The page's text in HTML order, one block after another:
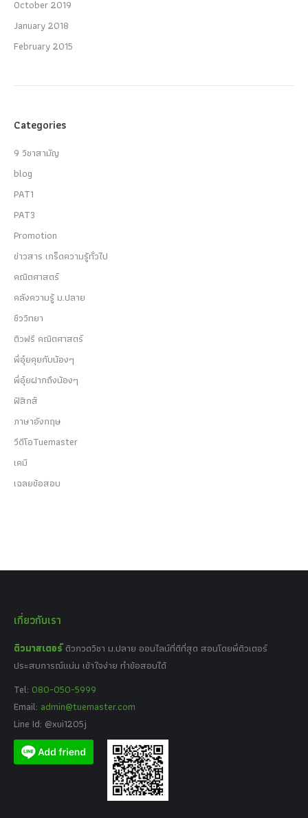
October 2019
January 2018
February 2015
Categories
9 วิชาสามัญ
blog
PAT1
PAT3
Promotion
ข่าวสาร เกร็ดความรู้ทั่วไป
คณิตศาสตร์
คลังความรู้ ม.ปลาย
ชีววิทยา
ติวฟรี คณิตศาสตร์
พี่อุ๋ยคุยกับน้องๆ
พี่อุ๋ยฝากถึงน้องๆ
ฟิสิกส์
ภาษาอังกฤษ
วีดีโอTuemaster
เคมี
เฉลยข้อสอบ
เกี่ยวกับเรา
ติวมาสเตอร์ ติวกวดวิชา ม.ปลาย ออนไลน์ที่ดีที่สุด สอนโดยพี่ติวเตอร์
ประสบการณ์แน่น เข้าใจง่าย ทำข้อสอบได้
Tel: 080-050-5999
Email: admin@tuemaster.com
Line Id: @xui1205j